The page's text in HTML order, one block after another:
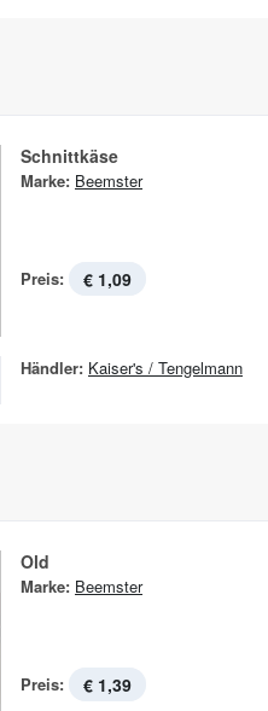
Schnittkäse
Marke: Beemster
Preis: € 1,09
Händler: Kaiser's / Tengelmann
Old
Marke: Beemster
Preis: € 1,39